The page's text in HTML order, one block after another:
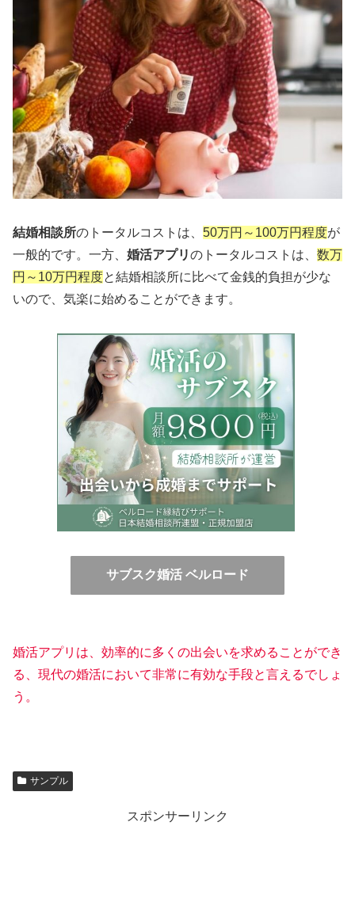
結婚相談所のトータルコストは、 50万円～100万円程度が
一般的です。一方、 婚活アプリのトータルコストは、 数万
円～10万円程度と結婚相談所に比べて金銭的負担が少な
いので、気楽に始めることができます。
サブスク婚活 ベルロード
婚活アプリは、効率的に多くの出会いを求めることができ
る、現代の婚活において非常に有効な手段と言えるでしょ
う。
サンプル
スポンサーリンク